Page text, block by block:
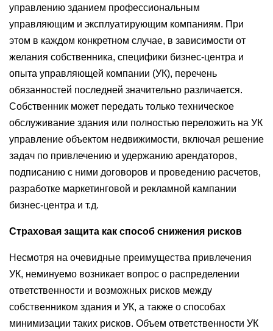
управлению зданием профессиональным
управляющим и эксплуатирующим компаниям. При
этом в каждом конкретном случае, в зависимости от
желания собственника, специфики бизнес-центра и
опыта управляющей компании (УК), перечень
обязанностей последней значительно различается.
Собственник может передать только техническое
обслуживание здания или полностью переложить на УК
управление объектом недвижимости, включая решение
задач по привлечению и удержанию арендаторов,
подписанию с ними договоров и проведению расчетов,
разработке маркетинговой и рекламной кампании
бизнес-центра и т.д.
Страховая защита как способ снижения рисков
Несмотря на очевидные преимущества привлечения
УК, неминуемо возникает вопрос о распределении
ответственности и возможных рисков между
собственником здания и УК, а также о способах
минимизации таких рисков. Объем ответственности УК